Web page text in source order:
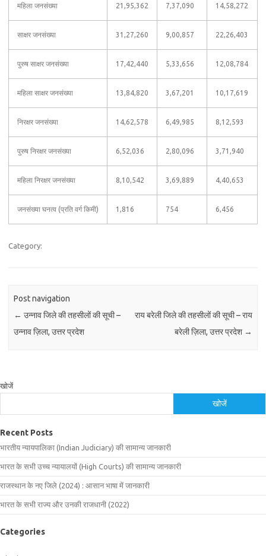
महिला जनसंख्या 21,95,362 7,37,090 14,58,272
साक्षर जनसंख्या 31,27,260 9,00,857 22,26,403
पुरुष साक्षर जनसंख्या 17,42,440 5,33,656 12,08,784
महिला साक्षर जनसंख्या 13,84,820 3,67,201 10,17,619
निरक्षर जनसंख्या 14,62,578 6,49,985 8,12,593
पुरुष निरक्षर जनसंख्या 6,52,036 2,80,096 3,71,940
महिला निरक्षर जनसंख्या 8,10,542 3,69,889 4,40,653
जनसंख्या घनत्व (प्रति वर्ग किमी) 1,816 754 6,456
Category:
Post navigation
← उन्नाव जिले की तहसीलों की सूची –
उन्नाव ज़िला, उत्तर प्रदेश
राय बरेली जिले की तहसीलों की सूची – राय
बरेली ज़िला, उत्तर प्रदेश →
खोजें
खोजें
Recent Posts
भारतीय न्यायपालिका (Indian Judiciary) की सामान्य जानकारी
भारत के सभी उच्च न्यायालयों (High Courts) की सामान्य जानकारी
राजस्थान के नए जिले (2024) : आसान भाषा में जानकारी
भारत के सभी राज्य और उनकी राजधानी (2022)
Categories